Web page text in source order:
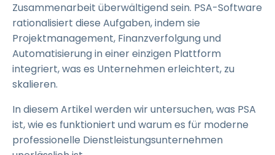
Zusammenarbeit überwältigend sein. PSA-Software
rationalisiert diese Aufgaben, indem sie
Projektmanagement, Finanzverfolgung und
Automatisierung in einer einzigen Plattform
integriert, was es Unternehmen erleichtert, zu
skalieren.
In diesem Artikel werden wir untersuchen, was PSA
ist, wie es funktioniert und warum es für moderne
professionelle Dienstleistungsunternehmen